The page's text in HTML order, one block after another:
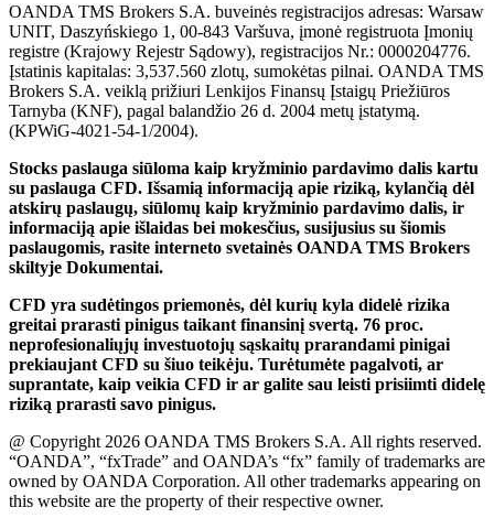
OANDA TMS Brokers S.A. buveinės registracijos adresas: Warsaw
UNIT, Daszyńskiego 1, 00-843 Varšuva, įmonė registruota Įmonių
registre (Krajowy Rejestr Sądowy), registracijos Nr.: 0000204776.
Įstatinis kapitalas: 3,537.560 zlotų, sumokėtas pilnai. OANDA TMS
Brokers S.A. veiklą prižiuri Lenkijos Finansų Įstaigų Priežiūros
Tarnyba (KNF), pagal balandžio 26 d. 2004 metų įstatymą.
(KPWiG-4021-54-1/2004).
Stocks paslauga siūloma kaip kryžminio pardavimo dalis kartu
su paslauga CFD. Išsamią informaciją apie riziką, kylančią dėl
atskirų paslaugų, siūlomų kaip kryžminio pardavimo dalis, ir
informaciją apie išlaidas bei mokesčius, susijusius su šiomis
paslaugomis, rasite interneto svetainės OANDA TMS Brokers
skiltyje Dokumentai.
CFD yra sudėtingos priemonės, dėl kurių kyla didelė rizika
greitai prarasti pinigus taikant finansinį svertą. 76 proc.
neprofesionaliųjų investuotojų sąskaitų prarandami pinigai
prekiaujant CFD su šiuo teikėju. Turėtumėte pagalvoti, ar
suprantate, kaip veikia CFD ir ar galite sau leisti prisiimti didelę
riziką prarasti savo pinigus.
@ Copyright 2026 OANDA TMS Brokers S.A. All rights reserved.
“OANDA”, “fxTrade” and OANDA’s “fx” family of trademarks are
owned by OANDA Corporation. All other trademarks appearing on
this website are the property of their respective owner.